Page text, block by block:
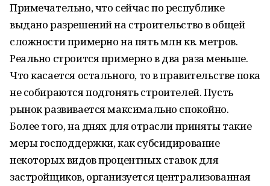
Примечательно, что сейчас по республике
выдано разрешений на строительство в общей
сложности примерно на пять млн кв. метров.
Реально строится примерно в два раза меньше.
Что касается остального, то в правительстве пока
не собираются подгонять строителей. Пусть
рынок развивается максимально спокойно.
Более того, на днях для отрасли приняты такие
меры господдержки, как субсидирование
некоторых видов процентных ставок для
застройщиков, организуется централизованная